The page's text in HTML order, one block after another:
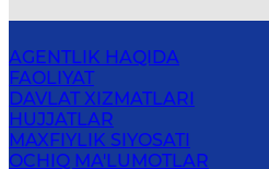
AGENTLIK HAQIDA
FAOLIYAT
DAVLAT XIZMATLARI
HUJJATLAR
MAXFIYLIK SIYOSATI
OCHIQ MA'LUMOTLAR